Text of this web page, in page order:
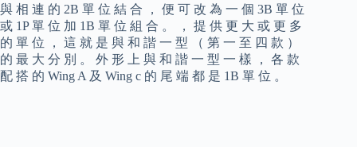
與 相 連 的 2B 單 位 結 合 ， 便 可 改 為 一 個 3B 單 位
或 1P 單 位 加 1B 單 位 組 合 。 ， 提 供 更 大 或 更 多
的 單 位 ， 這 就 是 與 和 諧 一 型 （ 第 一 至 四 款 ）
的 最 大 分 別 。 外 形 上 與 和 諧 一 型 一 樣 ， 各 款
配 搭 的 Wing A 及 Wing c 的 尾 端 都 是 1B 單 位 。